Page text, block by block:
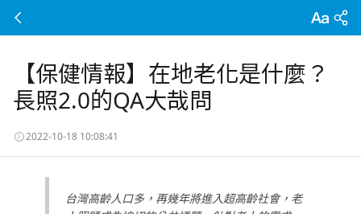
【保健情報】在地老化是什麼？
長照2.0的QA大哉問
2022-10-18 10:08:41
台灣高齡人口多，再幾年將進入超高齡社會，老